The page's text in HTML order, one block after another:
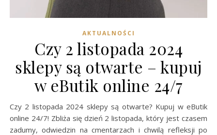
AKTUALNOŚCI
Czy 2 listopada 2024
sklepy są otwarte – kupuj
w eButik online 24/7
Czy 2 listopada 2024 sklepy są otwarte? Kupuj w eButik
online 24/7! Zbliża się dzień 2 listopada, który jest czasem
zadumy, odwiedzin na cmentarzach i chwilą refleksji po